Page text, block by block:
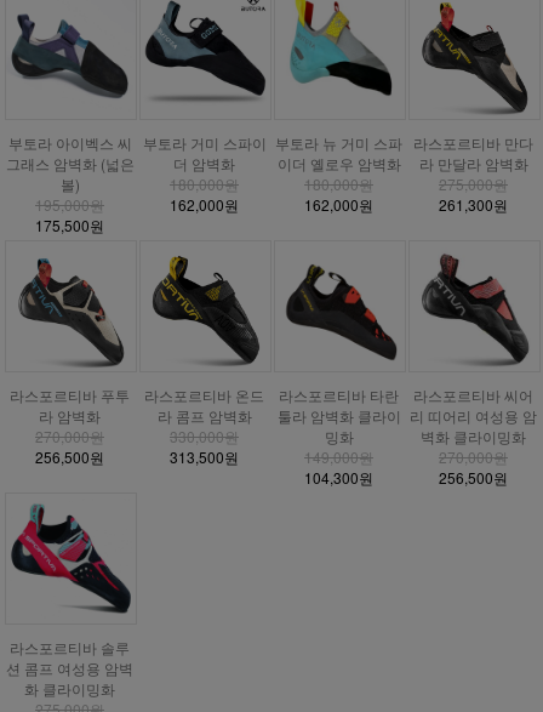
부토라 아이벡스 씨
그래스 암벽화 (넓은
볼)
195,000원
175,500원
부토라 거미 스파이
더 암벽화
180,000원
162,000원
부토라 뉴 거미 스파
이더 옐로우 암벽화
180,000원
162,000원
라스포르티바 만다
라 만달라 암벽화
275,000원
261,300원
라스포르티바 푸투
라 암벽화
270,000원
256,500원
라스포르티바 온드
라 콤프 암벽화
330,000원
313,500원
라스포르티바 타란
툴라 암벽화 클라이
밍화
149,000원
104,300원
라스포르티바 씨어
리 띠어리 여성용 암
벽화 클라이밍화
270,000원
256,500원
라스포르티바 솔루
션 콤프 여성용 암벽
화 클라이밍화